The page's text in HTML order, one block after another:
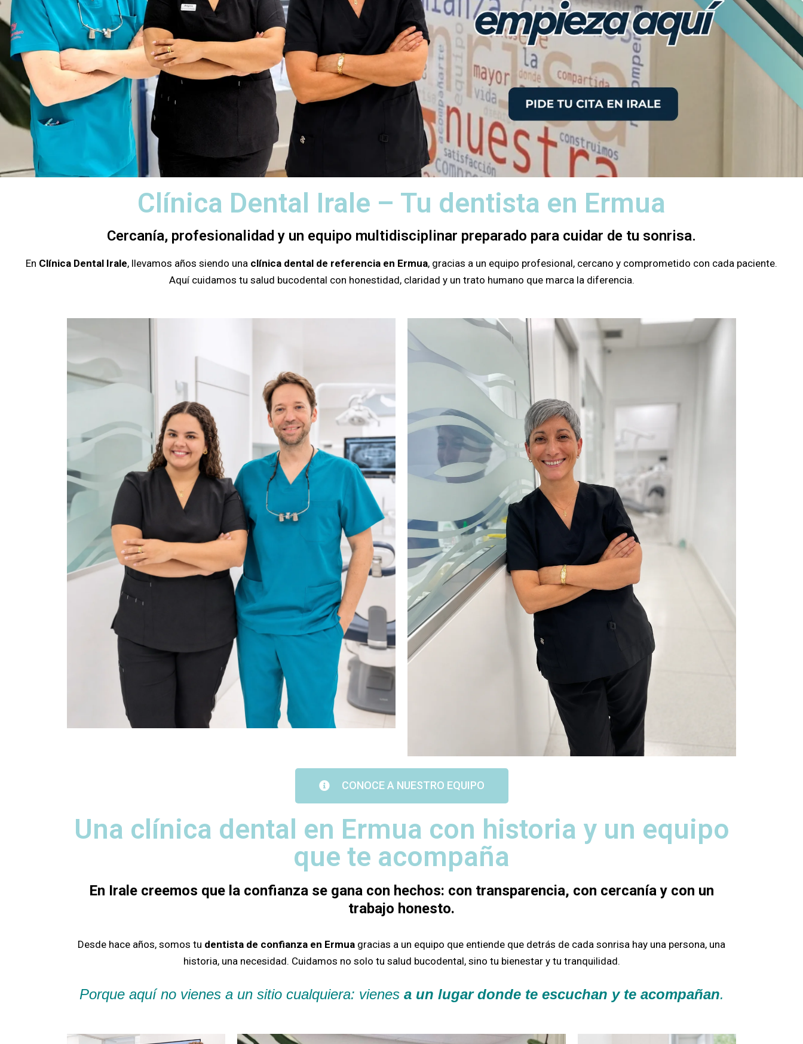
Clínica Dental Irale – Tu dentista en Ermua
Cercanía, profesionalidad y un equipo multidisciplinar preparado para cuidar de tu sonrisa.
En Clínica Dental Irale, llevamos años siendo una clínica dental de referencia en Ermua, gracias a un equipo profesional, cercano y comprometido con cada paciente.
Aquí cuidamos tu salud bucodental con honestidad, claridad y un trato humano que marca la diferencia.
CONOCE A NUESTRO EQUIPO
Una clínica dental en Ermua con historia y un equipo
que te acompaña
En Irale creemos que la confianza se gana con hechos: con transparencia, con cercanía y con un
trabajo honesto.
Desde hace años, somos tu dentista de confianza en Ermua gracias a un equipo que entiende que detrás de cada sonrisa hay una persona, una
historia, una necesidad. Cuidamos no solo tu salud bucodental, sino tu bienestar y tu tranquilidad.
Porque aquí no vienes a un sitio cualquiera: vienes a un lugar donde te escuchan y te acompañan.